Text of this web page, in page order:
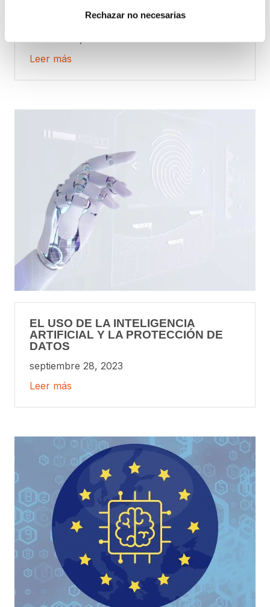
Rechazar no necesarias
VENTANAS ROTAS
octubre 25, 2023
Leer más
EL USO DE LA INTELIGENCIA
ARTIFICIAL Y LA PROTECCIÓN DE
DATOS
septiembre 28, 2023
Leer más